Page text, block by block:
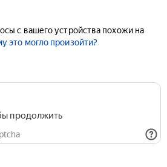
с вашего устройства похожи на
это могло произойти?
продолжить